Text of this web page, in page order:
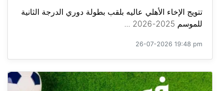
تتويج الإخاء الأهلي عاليه بلقب بطولة دوري الدرجة الثانية
للموسم 2025-2026 ...
26-07-2026 19:48 pm